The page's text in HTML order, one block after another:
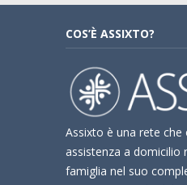
COS’È ASSIXTO?
Assixto è una rete che
assistenza a domicilio
famiglia nel suo